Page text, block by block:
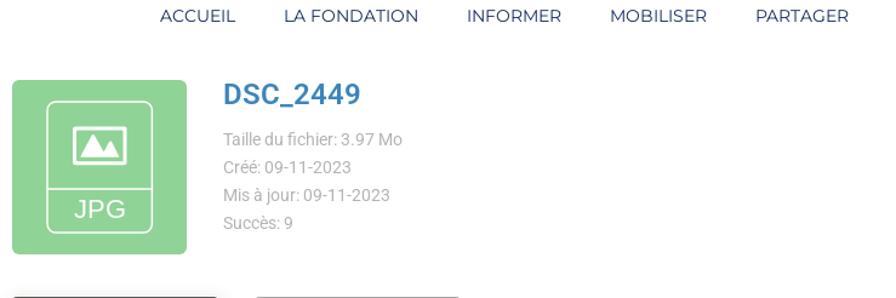
ACCUEIL LA FONDATION INFORMER MOBILISER PARTAGER
DSC_2449
Taille du fichier: 3.97 Mo
Créé: 09-11-2023
Mis à jour: 09-11-2023
Succès: 9